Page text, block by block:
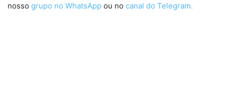
nosso grupo no WhatsApp ou no canal do Telegram.